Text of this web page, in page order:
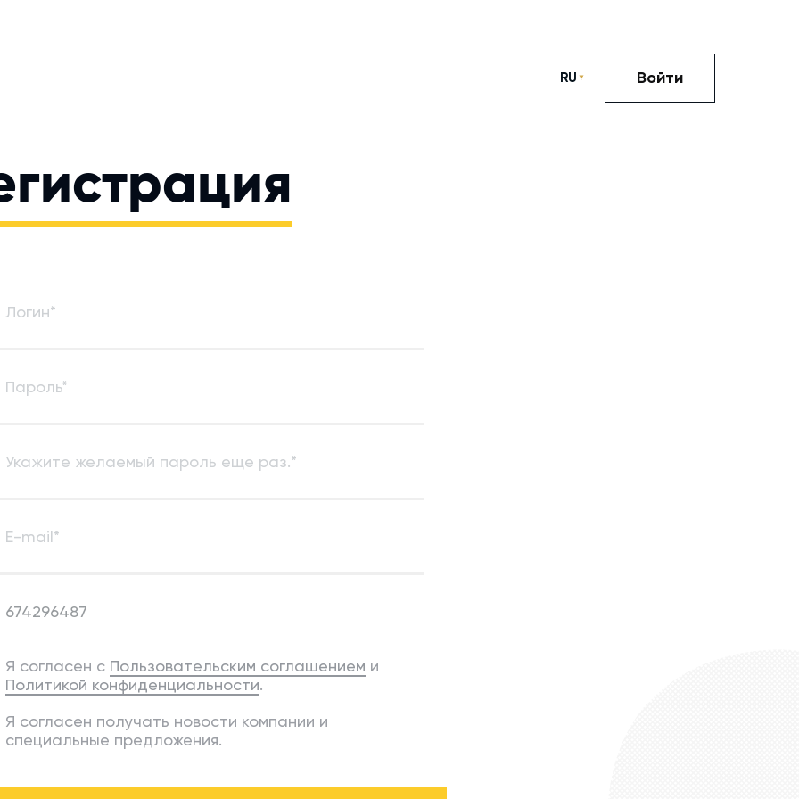
RU Войти
Я согласен с Пользовательским соглашением и
Политикой конфиденциальности.
Я согласен получать новости компании и
специальные предложения.